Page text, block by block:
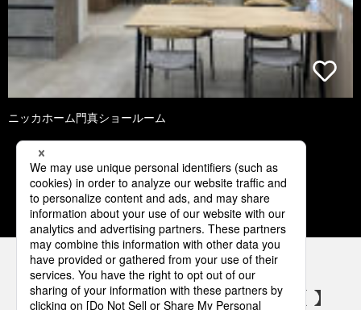
ニッカホーム門真ショールーム
1 2 3 4 5
パナソニックの電気設備 SNSアカウント